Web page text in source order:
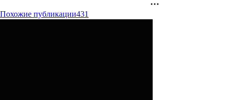
Похожие публикации431